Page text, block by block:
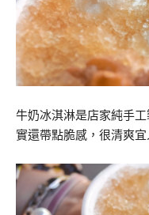
牛奶冰淇淋是店家純手
實還帶點脆感，很清爽宜